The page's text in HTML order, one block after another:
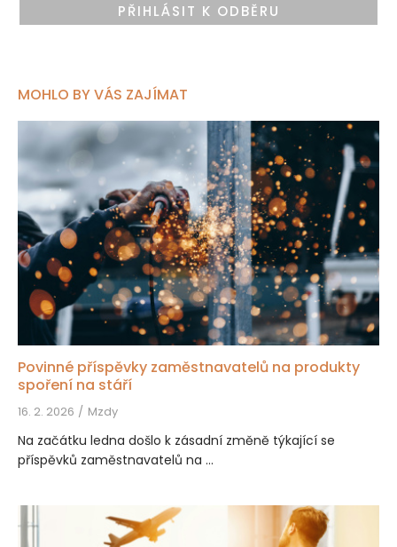
PŘIHLÁSIT K ODBĚRU
MOHLO BY VÁS ZAJÍMAT
Povinné příspěvky zaměstnavatelů na produkty
spoření na stáří
16. 2. 2026 Mzdy
Na začátku ledna došlo k zásadní změně týkající se
příspěvků zaměstnavatelů na ...